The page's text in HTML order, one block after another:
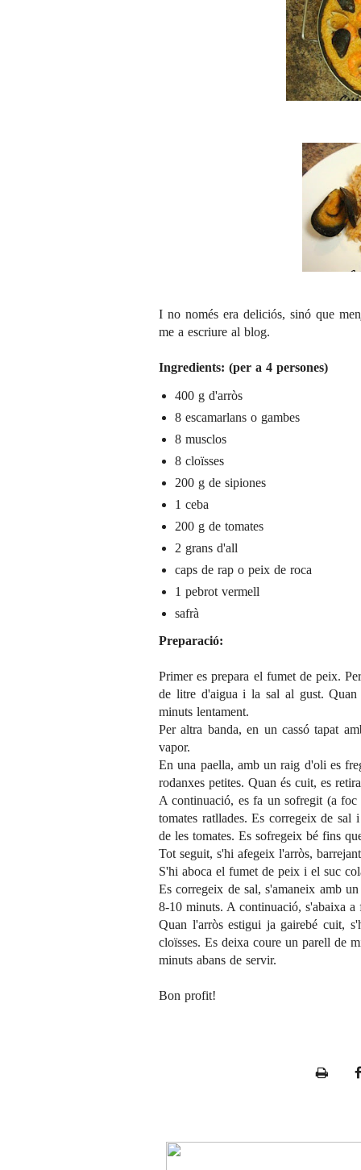
I no només era deliciós, sinó que
me a escriure al blog.
Ingredients: (per a 4 persones)
400 g d'arròs
8 escamarlans o gambes
8 musclos
8 cloïsses
200 g de sipiones
1 ceba
200 g de tomates
2 grans d'all
caps de rap o peix de roca
1 pebrot vermell
safrà
Preparació:
Primer es prepara el fumet de peix.
de litre d'aigua i la sal al gust.
minuts lentament.
Per altra banda, en un cassó tapat
vapor.
En una paella, amb un raig d'oli es
rodanxes petites. Quan és cuit, es
A continuació, es fa un sofregit (a
tomates ratllades. Es corregeix de sal
de les tomates. Es sofregeix bé fins
Tot seguit, s'hi afegeix l'arròs,
S'hi aboca el fumet de peix i el suc
Es corregeix de sal, s'amaneix amb
8-10 minuts. A continuació, s'abaixa
Quan l'arròs estigui ja gairebé cuit,
cloïsses. Es deixa coure un parell de
minuts abans de servir.
Bon profit!
n